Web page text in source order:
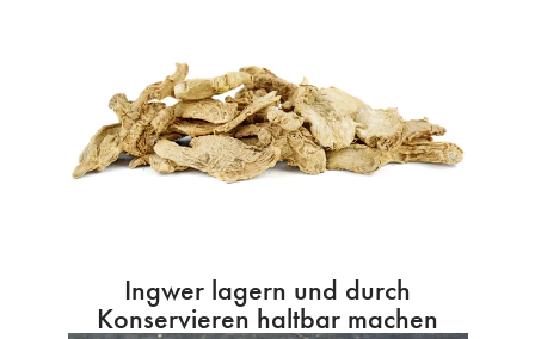
Ingwer lagern und durch
Konservieren haltbar machen